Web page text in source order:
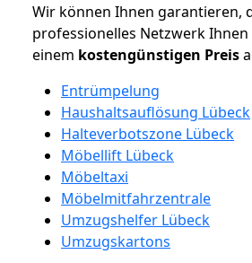
Wir können Ihnen garantieren,
professionelles Netzwerk Ihnen
einem kostengünstigen Preis
Entrümpelung
Haushaltsauflösung Lübeck
Halteverbotszone Lübeck
Möbellift Lübeck
Möbeltaxi
Möbelmitfahrzentrale
Umzugshelfer Lübeck
Umzugskartons